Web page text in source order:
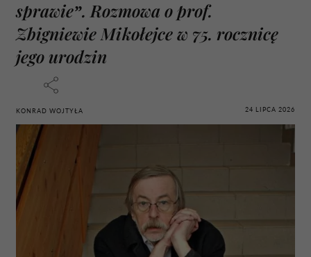
sprawie”. Rozmowa o prof.
Zbigniewie Mikołejce w 75. rocznicę
jego urodzin
KONRAD WOJTYŁA 24 LIPCA 2026